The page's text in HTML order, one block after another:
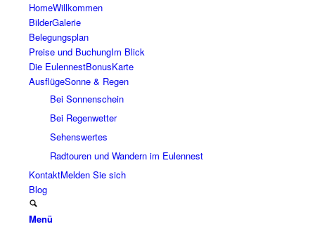
HomeWillkommen
BilderGalerie
Belegungsplan
Preise und BuchungIm Blick
Die EulennestBonusKarte
AusflügeSonne & Regen
Bei Sonnenschein
Bei Regenwetter
Sehenswertes
Radtouren und Wandern im Eulennest
KontaktMelden Sie sich
Blog
Menü